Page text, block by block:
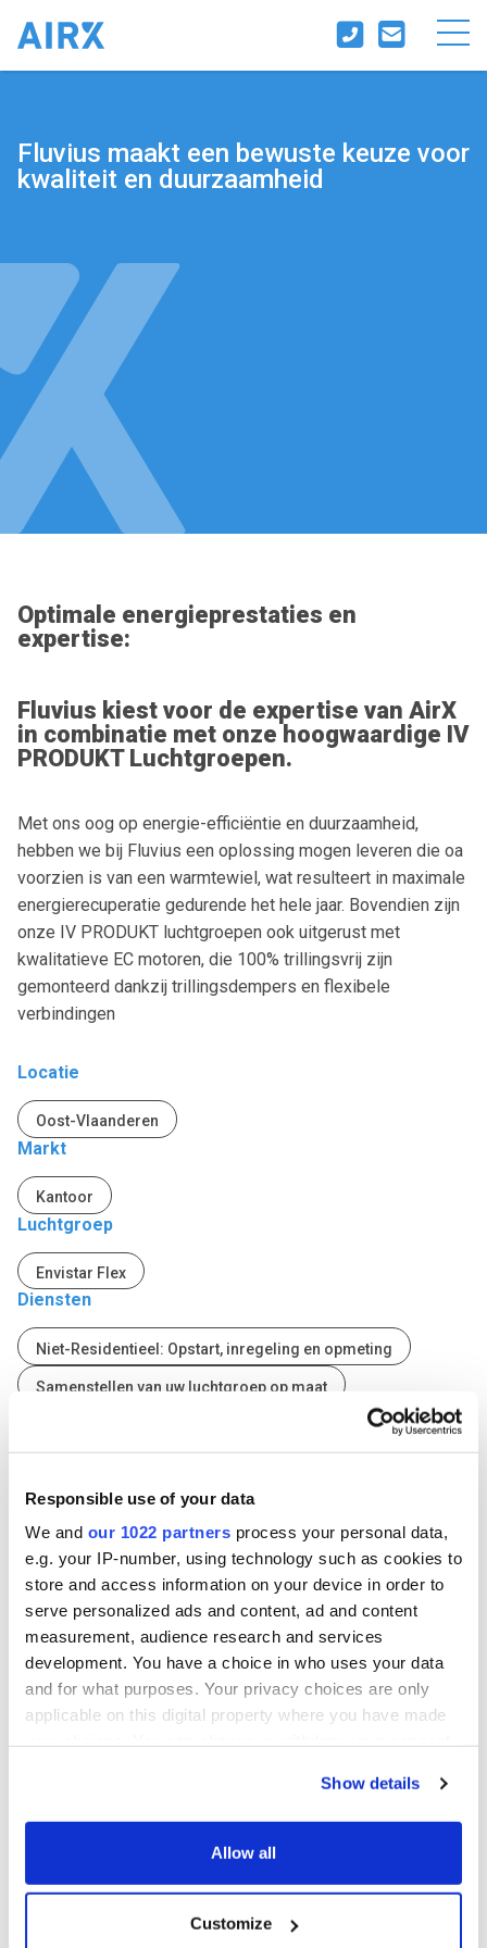
Responsible use of your data
We and our 1022 partners process your personal data,
e.g. your IP-number, using technology such as cookies to
store and access information on your device in order to
serve personalized ads and content, ad and content
measurement, audience research and services
development. You have a choice in who uses your data
and for what purposes. Your privacy choices are only
applicable on this digital property where you have made
If you allow, we would also like to:
Identify your device by actively scanning it for
Show details
Allow all
Customize
Fluvius maakt een bewuste keuze voor
kwaliteit en duurzaamheid
Locatie
Oost-Vlaanderen
Markt
Kantoor
Luchtgroep
Envistar Flex
Diensten
Niet-Residentieel: Opstart, inregeling en opmeting
Samenstellen van uw luchtgroep op maat
Optimale energieprestaties en
expertise:
Fluvius kiest voor de expertise van AirX
in combinatie met onze hoogwaardige IV
PRODUKT Luchtgroepen.
Met ons oog op energie-efficiëntie en duurzaamheid,
hebben we bij Fluvius een oplossing mogen leveren die oa
voorzien is van een warmtewiel, wat resulteert in maximale
energierecuperatie gedurende het hele jaar. Bovendien zijn
onze IV PRODUKT luchtgroepen ook uitgerust met
kwalitatieve EC motoren, die 100% trillingsvrij zijn
gemonteerd dankzij trillingsdempers en flexibele
verbindingen
Ons werk gaat verder dan alleen het
leveren van luchtgroepen.
Bij AirX hebben we ook de installatie zorgvuldig
ingeregeld, waarbij alle actoren perfect op elkaar zijn
afgestemd en de installatie is geoptimaliseerd bij de
laagst mogelijke drukval. Door onze dienstverlening te
combineren met het leveren van de luchtgroepen,
kunnen we ons maximaal onderscheiden en onze
gebundelde kennis van HVAC-systemen in de praktijk
Fluvius vertrouwt op AirX voor een complete oplossing
die niet alleen voldoet aan de hoogste normen van